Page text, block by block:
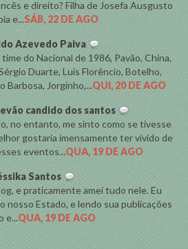
e direito? Filha de Josefa Ausgusto
e...SÁB, 22 DE AGO
Azevedo Paiva
do Nacional de 1986, Pavão, China,
Duarte, Luís Florêncio, Botelho,
Barbosa, Jorginho,...QUI, 20 DE AGO
candido dos santos
no entanto, me sinto como se tivesse
gostaria imensamente ter vivido de
eventos...QUA, 19 DE AGO
Santos
e praticamente amei tudo nele. Eu
nosso Estado, e lendo sua publicações
e...QUA, 19 DE AGO